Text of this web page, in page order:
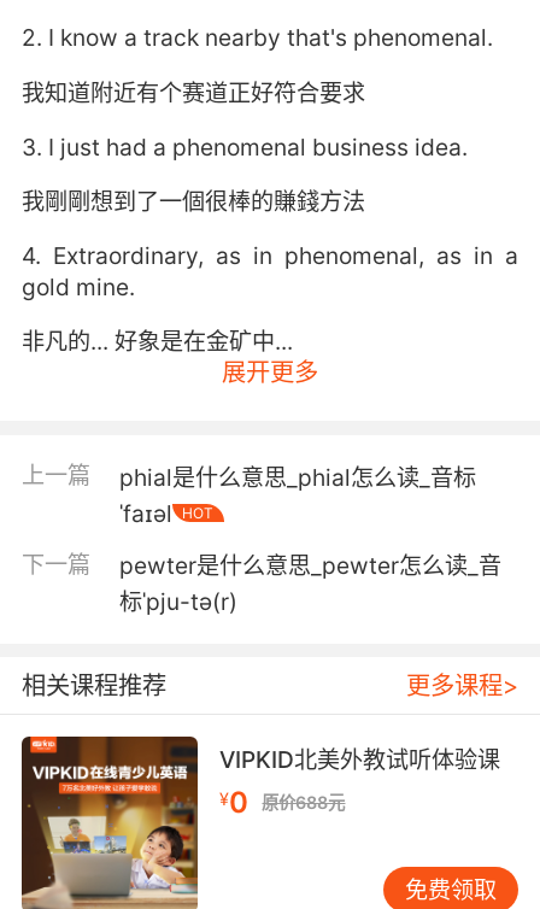
2. I know a track nearby that's phenomenal.
我知道附近有个赛道正好符合要求
3. I just had a phenomenal business idea.
我剛剛想到了一個很棒的賺錢方法
4. Extraordinary, as in phenomenal, as in a
gold mine.
非凡的... 好象是在金矿中...
不 我本来想说"超赞" 这挺奇怪的
对 它有着非凡的流媒体服务
been phenomenal.
虽然你的康复速度令人惊叹
8. It was just a phenomenal thing to watch it.
当时的情景真的很不可思议
9. Professor, my cells are reproducing at a
展开更多
上一篇
phial是什么意思_phial怎么读_音标
ˈfaɪəl
HOT
下一篇
pewter是什么意思_pewter怎么读_音
标ˈpju-tə(r)
相关课程推荐 更多课程>
VIPKID北美外教试听体验课
¥0 原价688元
免费领取